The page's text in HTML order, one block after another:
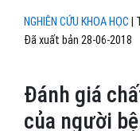
NGHIÊN CỨU KHOA HỌC
Đánh giá
của người
Đã xuất bản 28-06-2018